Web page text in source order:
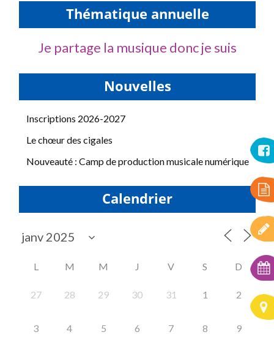
Thématique annuelle
Je partage la musique donc je suis
Nouvelles
Inscriptions 2026-2027
Le chœur des cigales
Nouveauté : Camp de production musicale numérique
Calendrier
L M M J V S D
27 28 29 30 31 1 2
3 4 5 6 7 8 9